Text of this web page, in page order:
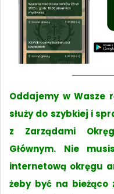
Oddajemy w Wasze
służy do szybkiej i
z Zarządami
Głównym. Nie
internetową okręgu
żeby być na bieżąco